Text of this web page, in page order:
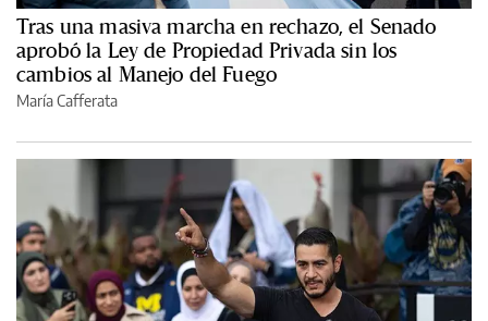
Tras una masiva marcha en rechazo, el Senado
aprobó la Ley de Propiedad Privada sin los
cambios al Manejo del Fuego
María Cafferata